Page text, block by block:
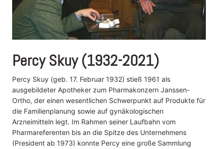
Percy Skuy (1932-2021)
Percy Skuy (geb. 17. Februar 1932) stieß 1961 als
ausgebildeter Apotheker zum Pharmakonzern Janssen-
Ortho, der einen wesentlichen Schwerpunkt auf Produkte für
die Familienplanung sowie auf gynäkologischen
Arzneimitteln legt. Im Rahmen seiner Laufbahn vom
Pharmareferenten bis an die Spitze des Unternehmens
(President ab 1973) konnte Percy eine große Sammlung